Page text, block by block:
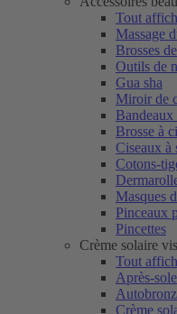
Tout
Massage
Brosses
Outils de
Gua sha
Miroir de
Brosse à
Ciseaux à
Cotons-
Masques
Pinceaux
Pincettes
Crème solaire
Tout
Après-
Crème